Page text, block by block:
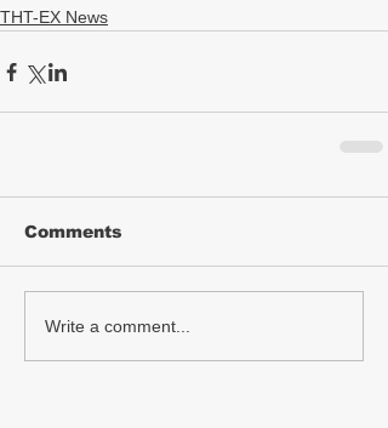
THT-EX News
Comments
Write a comment...